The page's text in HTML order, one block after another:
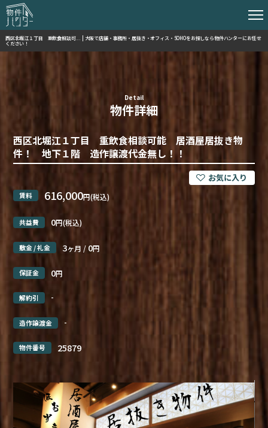
西区北堀江１丁目 重飲食相談可... | 大阪で店舗・事務所・居抜き・オフィス・SOHOをお探しなら物件ハンターにお任せ
ください！
Detail
物件詳細
西区北堀江１丁目 重飲食相談可能 居酒屋居抜き物
件！ 地下１階 造作譲渡代金無し！！
賃料 616,000円(税込)
共益費 0円(税込)
敷金 / 礼金 3ヶ月 / 0円
保証金 0円
解約引 -
造作譲渡金 -
物件番号 25879